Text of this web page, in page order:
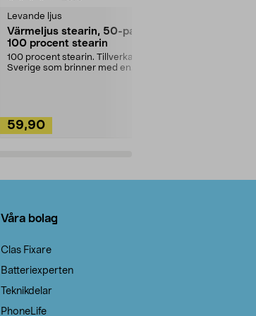
Levande ljus
Värmeljus stearin, 50-pack,
100 procent stearin
100 procent stearin. Tillverkade i
Sverige som brinner med en
59,90
Våra bolag
Clas Fixare
Batteriexperten
Teknikdelar
PhoneLife